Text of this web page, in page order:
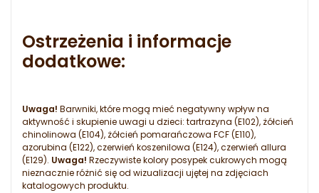
Ostrzeżenia i informacje
dodatkowe:
Uwaga! Barwniki, które mogą mieć negatywny wpływ na
aktywność i skupienie uwagi u dzieci: tartrazyna (E102), żółcień
chinolinowa (E104), żółcień pomarańczowa FCF (E110),
azorubina (E122), czerwień koszenilowa (E124), czerwień allura
(E129). Uwaga! Rzeczywiste kolory posypek cukrowych mogą
nieznacznie różnić się od wizualizacji ujętej na zdjęciach
katalogowych produktu.